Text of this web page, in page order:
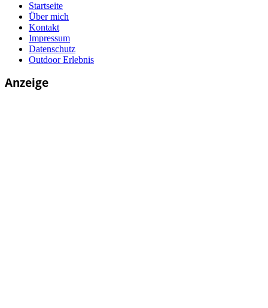
Startseite
Über mich
Kontakt
Impressum
Datenschutz
Outdoor Erlebnis
Anzeige